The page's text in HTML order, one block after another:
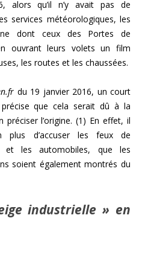
alors qu’il n’y avait pas de
services météorologiques, les
dont ceux des Portes de
ouvrant leurs volets un film
les routes et les chaussées.
du 19 janvier 2016, un court
que cela serait dû à la
l’origine. (1) En effet, il
plus d’accuser les feux de
et les automobiles, que les
soient également montrés du
industrielle » en